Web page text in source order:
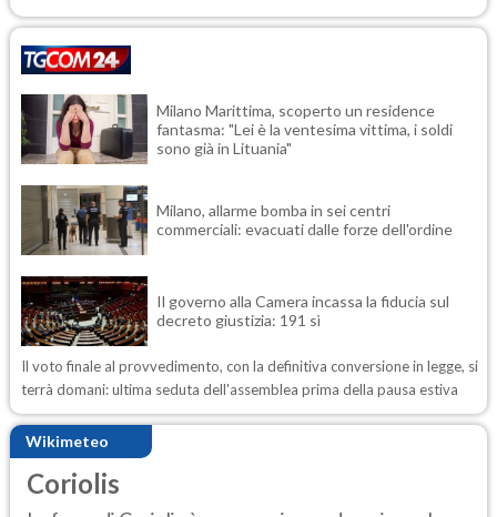
Milano Marittima, scoperto un residence
fantasma: "Lei è la ventesima vittima, i soldi
sono già in Lituania"
Milano, allarme bomba in sei centri
commerciali: evacuati dalle forze dell'ordine
Il governo alla Camera incassa la fiducia sul
decreto giustizia: 191 sì
Il voto finale al provvedimento, con la definitiva conversione in legge, si
terrà domani: ultima seduta dell'assemblea prima della pausa estiva
Wikimeteo
Coriolis